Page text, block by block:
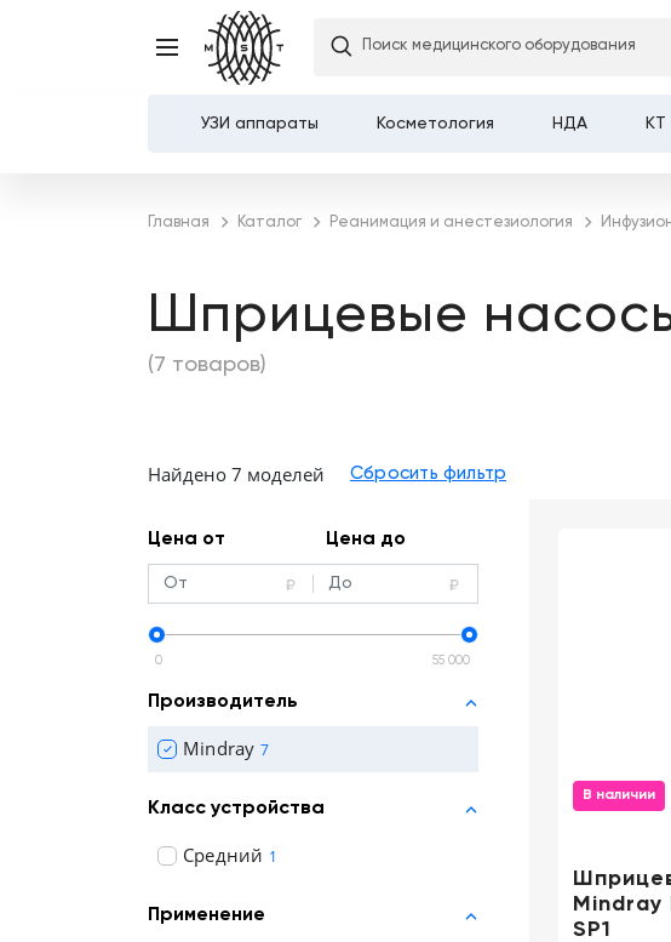
Отзывы о товарах
8 (800) 500-90-93
Поиск медицинского оборудования
УЗИ аппараты Косметология НДА КТ
Главная Каталог Реанимация и анестезиология
Шприцевые
(7 товаров)
Найдено 7 моделей
Цена от Цена до
0 55 000
Производитель
Mindray 7
Класс устройства
Средний 1
Применение
В наличии
Mindray
SP1